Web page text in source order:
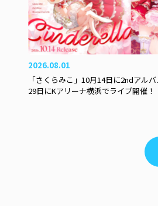
2026.08.01
「さくらみこ」10月14日に2ndアル
29日にKアリーナ横浜でライブ開催！